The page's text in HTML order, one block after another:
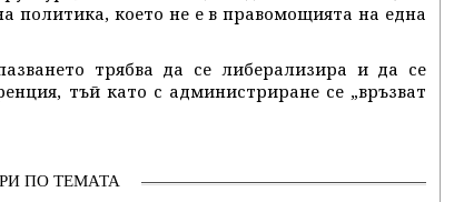
политика, което не е в правомощията на една
трябва да се либерализира и да се
тъй като с администриране се „връзват
ПО ТЕМАТА